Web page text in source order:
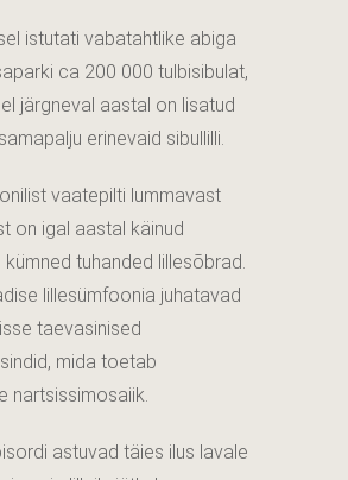
istutati vabatahtlike abiga
ca 200 000 tulbisibulat,
järgneval aastal on lisatud
erinevaid sibullilli.
vaatepilti lummavast
on igal aastal käinud
tuhanded lillesõbrad.
lillesümfoonia juhatavad
taevasinised
mida toetab
nartsissimosaiik.
astuvad täies ilus lavale